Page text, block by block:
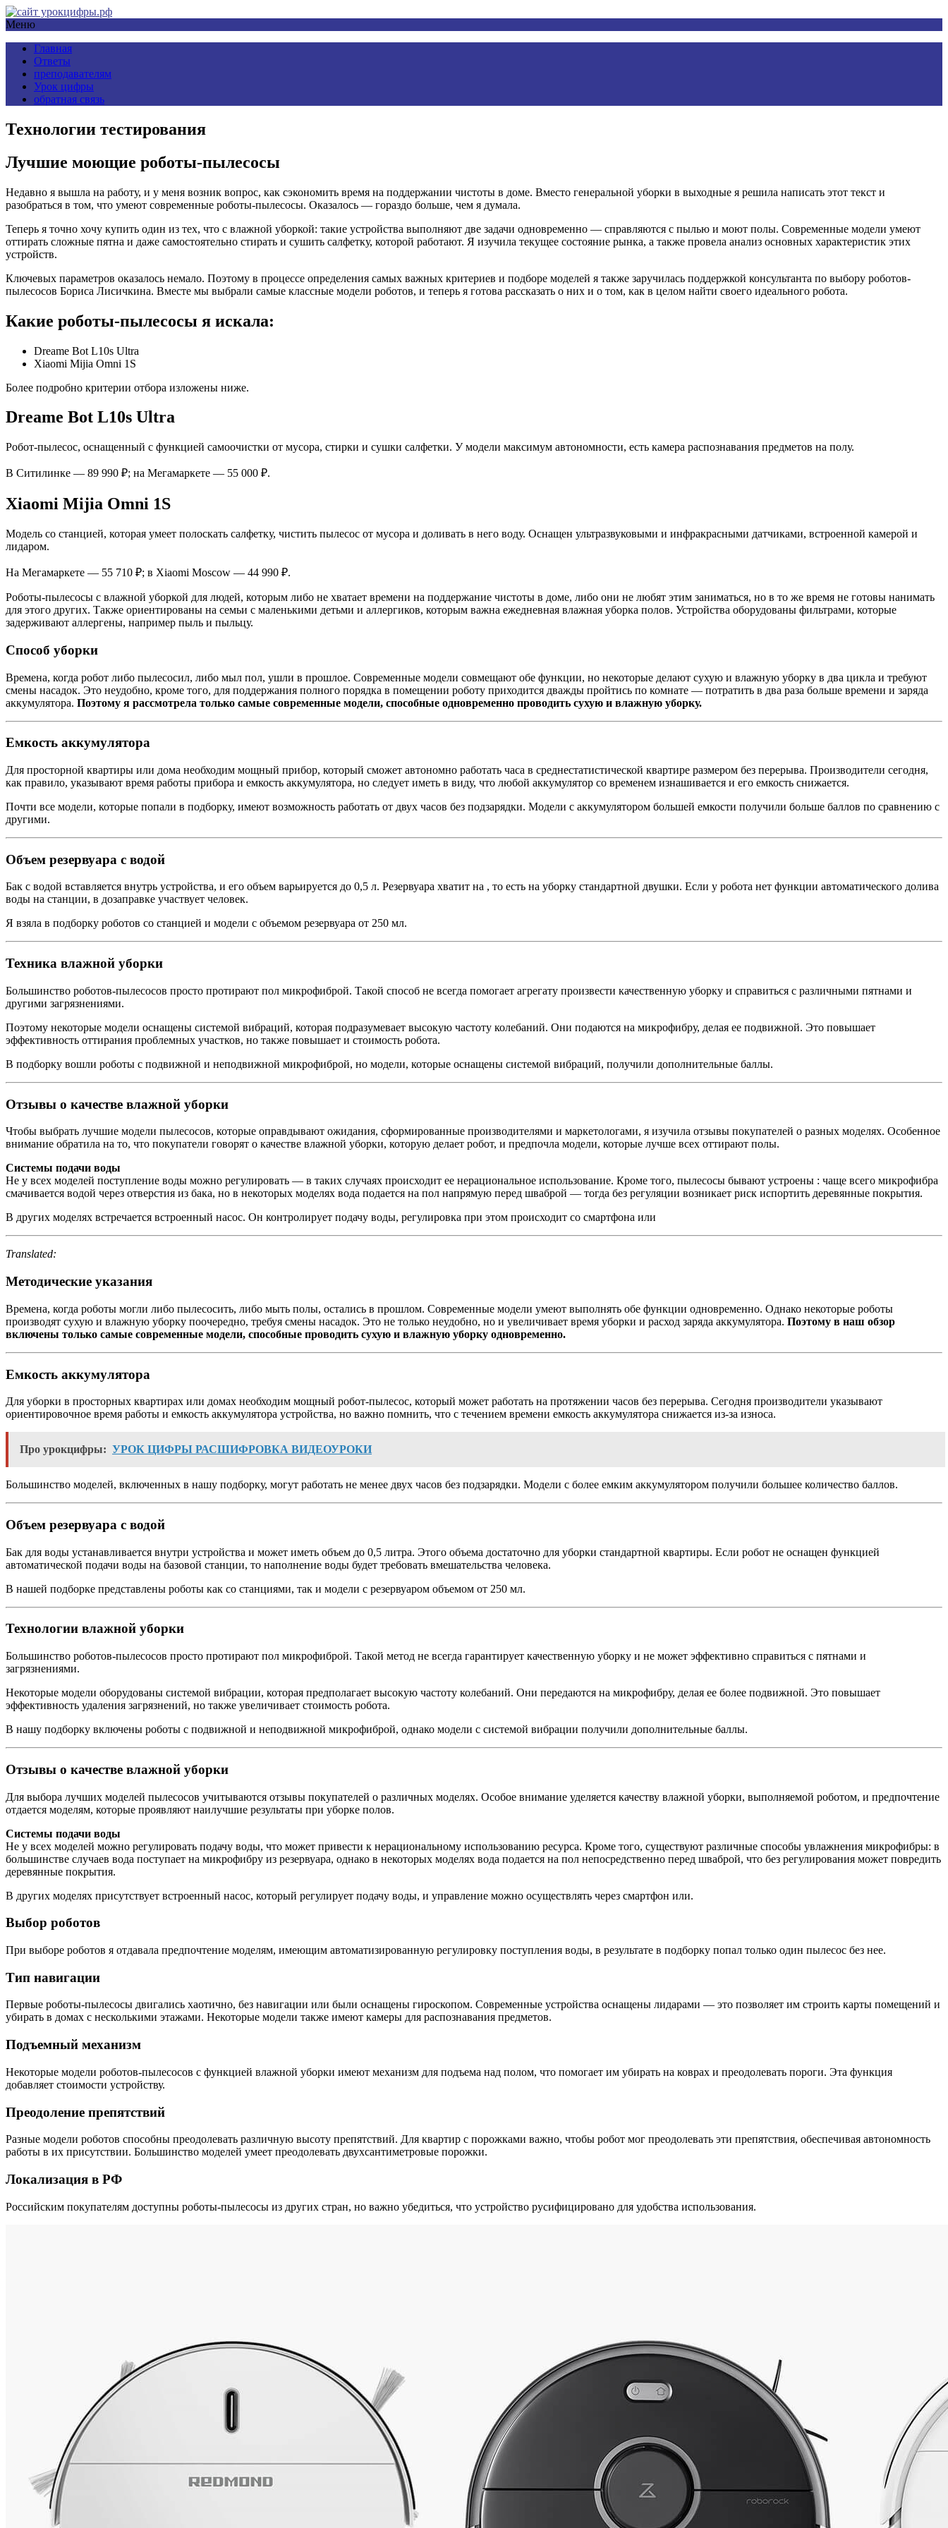
Меню
Главная
Ответы
преподавателям
Урок цифры
обратная связь
Технологии тестирования
Лучшие моющие роботы-пылесосы
Недавно я вышла на работу, и у меня возник вопрос, как сэкономить время на поддержании чистоты в доме. Вместо генеральной уборки в выходные я решила написать этот текст и
разобраться в том, что умеют современные роботы-пылесосы. Оказалось — гораздо больше, чем я думала.
Теперь я точно хочу купить один из тех, что с влажной уборкой: такие устройства выполняют две задачи одновременно — справляются с пылью и моют полы. Современные модели умеют
оттирать сложные пятна и даже самостоятельно стирать и сушить салфетку, которой работают. Я изучила текущее состояние рынка, а также провела анализ основных характеристик этих
устройств.
Ключевых параметров оказалось немало. Поэтому в процессе определения самых важных критериев и подборе моделей я также заручилась поддержкой консультанта по выбору роботов-
пылесосов Бориса Лисичкина. Вместе мы выбрали самые классные модели роботов, и теперь я готова рассказать о них и о том, как в целом найти своего идеального робота.
Какие роботы-пылесосы я искала:
Dreame Bot L10s Ultra
Xiaomi Mijia Omni 1S
Более подробно критерии отбора изложены ниже.
Dreame Bot L10s Ultra
Робот-пылесос, оснащенный с функцией самоочистки от мусора, стирки и сушки салфетки. У модели максимум автономности, есть камера распознавания предметов на полу.
В Ситилинке — 89 990 ₽; на Мегамаркете — 55 000 ₽.
Xiaomi Mijia Omni 1S
Модель со станцией, которая умеет полоскать салфетку, чистить пылесос от мусора и доливать в него воду. Оснащен ультразвуковыми и инфракрасными датчиками, встроенной камерой и
лидаром.
На Мегамаркете — 55 710 ₽; в Xiaomi Moscow — 44 990 ₽.
Роботы-пылесосы с влажной уборкой для людей, которым либо не хватает времени на поддержание чистоты в доме, либо они не любят этим заниматься, но в то же время не готовы нанимать
для этого других. Также ориентированы на семьи с маленькими детьми и аллергиков, которым важна ежедневная влажная уборка полов. Устройства оборудованы фильтрами, которые
задерживают аллергены, например пыль и пыльцу.
Способ уборки
Времена, когда робот либо пылесосил, либо мыл пол, ушли в прошлое. Современные модели совмещают обе функции, но некоторые делают сухую и влажную уборку в два цикла и требуют
смены насадок. Это неудобно, кроме того, для поддержания полного порядка в помещении роботу приходится дважды пройтись по комнате — потратить в два раза больше времени и заряда
аккумулятора. Поэтому я рассмотрела только самые современные модели, способные одновременно проводить сухую и влажную уборку.
Емкость аккумулятора
Для просторной квартиры или дома необходим мощный прибор, который сможет автономно работать часа в среднестатистической квартире размером без перерыва. Производители сегодня,
как правило, указывают время работы прибора и емкость аккумулятора, но следует иметь в виду, что любой аккумулятор со временем изнашивается и его емкость снижается.
Почти все модели, которые попали в подборку, имеют возможность работать от двух часов без подзарядки. Модели с аккумулятором большей емкости получили больше баллов по сравнению с
другими.
Объем резервуара с водой
Бак с водой вставляется внутрь устройства, и его объем варьируется до 0,5 л. Резервуара хватит на , то есть на уборку стандартной двушки. Если у робота нет функции автоматического долива
воды на станции, в дозаправке участвует человек.
Я взяла в подборку роботов со станцией и модели с объемом резервуара от 250 мл.
Техника влажной уборки
Большинство роботов-пылесосов просто протирают пол микрофиброй. Такой способ не всегда помогает агрегату произвести качественную уборку и справиться с различными пятнами и
другими загрязнениями.
Поэтому некоторые модели оснащены системой вибраций, которая подразумевает высокую частоту колебаний. Они подаются на микрофибру, делая ее подвижной. Это повышает
эффективность оттирания проблемных участков, но также повышает и стоимость робота.
В подборку вошли роботы с подвижной и неподвижной микрофиброй, но модели, которые оснащены системой вибраций, получили дополнительные баллы.
Отзывы о качестве влажной уборки
Чтобы выбрать лучшие модели пылесосов, которые оправдывают ожидания, сформированные производителями и маркетологами, я изучила отзывы покупателей о разных моделях. Особенное
внимание обратила на то, что покупатели говорят о качестве влажной уборки, которую делает робот, и предпочла модели, которые лучше всех оттирают полы.
Системы подачи воды
Не у всех моделей поступление воды можно регулировать — в таких случаях происходит ее нерациональное использование. Кроме того, пылесосы бывают устроены : чаще всего микрофибра
смачивается водой через отверстия из бака, но в некоторых моделях вода подается на пол напрямую перед шваброй — тогда без регуляции возникает риск испортить деревянные покрытия.
В других моделях встречается встроенный насос. Он контролирует подачу воды, регулировка при этом происходит со смартфона или
Translated:
Методические указания
Времена, когда роботы могли либо пылесосить, либо мыть полы, остались в прошлом. Современные модели умеют выполнять обе функции одновременно. Однако некоторые роботы
производят сухую и влажную уборку поочередно, требуя смены насадок. Это не только неудобно, но и увеличивает время уборки и расход заряда аккумулятора. Поэтому в наш обзор
включены только самые современные модели, способные проводить сухую и влажную уборку одновременно.
Емкость аккумулятора
Для уборки в просторных квартирах или домах необходим мощный робот-пылесос, который может работать на протяжении часов без перерыва. Сегодня производители указывают
ориентировочное время работы и емкость аккумулятора устройства, но важно помнить, что с течением времени емкость аккумулятора снижается из-за износа.
Про урокцифры: УРОК ЦИФРЫ РАСШИФРОВКА ВИДЕОУРОКИ
Большинство моделей, включенных в нашу подборку, могут работать не менее двух часов без подзарядки. Модели с более емким аккумулятором получили большее количество баллов.
Объем резервуара с водой
Бак для воды устанавливается внутри устройства и может иметь объем до 0,5 литра. Этого объема достаточно для уборки стандартной квартиры. Если робот не оснащен функцией
автоматической подачи воды на базовой станции, то наполнение воды будет требовать вмешательства человека.
В нашей подборке представлены роботы как со станциями, так и модели с резервуаром объемом от 250 мл.
Технологии влажной уборки
Большинство роботов-пылесосов просто протирают пол микрофиброй. Такой метод не всегда гарантирует качественную уборку и не может эффективно справиться с пятнами и
загрязнениями.
Некоторые модели оборудованы системой вибрации, которая предполагает высокую частоту колебаний. Они передаются на микрофибру, делая ее более подвижной. Это повышает
эффективность удаления загрязнений, но также увеличивает стоимость робота.
В нашу подборку включены роботы с подвижной и неподвижной микрофиброй, однако модели с системой вибрации получили дополнительные баллы.
Отзывы о качестве влажной уборки
Для выбора лучших моделей пылесосов учитываются отзывы покупателей о различных моделях. Особое внимание уделяется качеству влажной уборки, выполняемой роботом, и предпочтение
отдается моделям, которые проявляют наилучшие результаты при уборке полов.
Системы подачи воды
Не у всех моделей можно регулировать подачу воды, что может привести к нерациональному использованию ресурса. Кроме того, существуют различные способы увлажнения микрофибры: в
большинстве случаев вода поступает на микрофибру из резервуара, однако в некоторых моделях вода подается на пол непосредственно перед шваброй, что без регулирования может повредить
деревянные покрытия.
В других моделях присутствует встроенный насос, который регулирует подачу воды, и управление можно осуществлять через смартфон или.
Выбор роботов
При выборе роботов я отдавала предпочтение моделям, имеющим автоматизированную регулировку поступления воды, в результате в подборку попал только один пылесос без нее.
Тип навигации
Первые роботы-пылесосы двигались хаотично, без навигации или были оснащены гироскопом. Современные устройства оснащены лидарами — это позволяет им строить карты помещений и
убирать в домах с несколькими этажами. Некоторые модели также имеют камеры для распознавания предметов.
Подъемный механизм
Некоторые модели роботов-пылесосов с функцией влажной уборки имеют механизм для подъема над полом, что помогает им убирать на коврах и преодолевать пороги. Эта функция
добавляет стоимости устройству.
Преодоление препятствий
Разные модели роботов способны преодолевать различную высоту препятствий. Для квартир с порожками важно, чтобы робот мог преодолевать эти препятствия, обеспечивая автономность
работы в их присутствии. Большинство моделей умеет преодолевать двухсантиметровые порожки.
Локализация в РФ
Российским покупателям доступны роботы-пылесосы из других стран, но важно убедиться, что устройство русифицировано для удобства использования.